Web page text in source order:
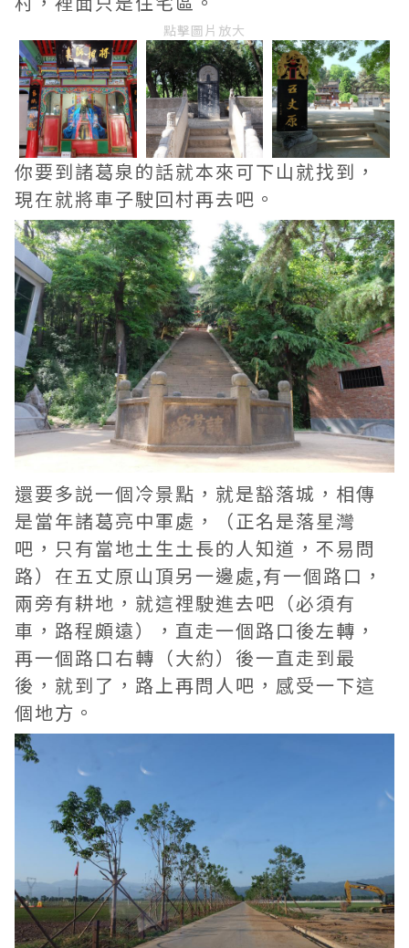
點擊圖片放大
你要到諸葛泉的話就本來可下山就找到，
現在就將車子駛回村再去吧。
還要多説一個冷景點，就是豁落城，相傳
是當年諸葛亮中軍處，（正名是落星灣
吧，只有當地土生土長的人知道，不易問
路）在五丈原山頂另一邊處,有一個路口，
兩旁有耕地，就這𥚃駛進去吧（必須有
車，路程頗遠），直走一個路口後左轉，
再一個路口右轉（大約）後一直走到最
後，就到了，路上再問人吧，感受一下這
個地方。